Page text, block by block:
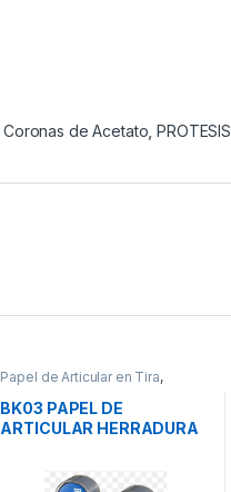
Coronas de Acetato,PROTESIS
Papel de Articular en Tira,
PROTESIS
BK03 PAPEL DE
ARTICULAR HERRADURA